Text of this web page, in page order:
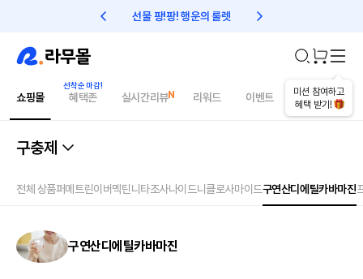
선물 팡!팡! 행운의 룰렛 친구초대 1만원 리워드!
미션 참여하고
혜택 받기!
쇼핑몰 혜택존 실시간리뷰 리워드 이벤트 건강매거진
구충제
전체 상품퍼메트린이버멕틴니타조사나이드니클로사마이드구연산디에틸카바마진
구연산디에틸카바마진